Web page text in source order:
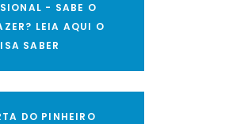
- SABE O
LEIA AQUI O
SABER
DO PINHEIRO